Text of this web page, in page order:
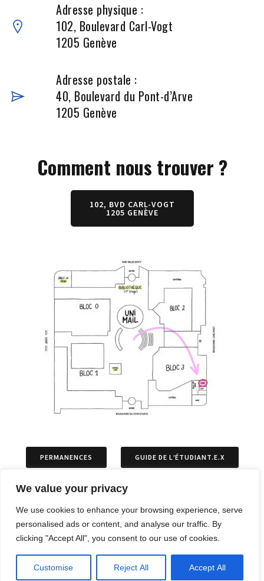
We value your privacy
We use cookies to enhance your browsing experience, serve
personalised ads or content, and analyse our traffic. By
clicking "Accept All", you consent to our use of cookies.
Customise Reject All Accept All
Adresse physique :
102, Boulevard Carl-Vogt
1205 Genève
Adresse postale :
40, Boulevard du Pont-d’Arve
1205 Genève
Comment nous trouver ?
102, BVD CARL-VOGT
1205 GENÈVE
PERMANENCES GUIDE DE L’ÉTUDIANT.E.X
ASSOCIATIONS
ARTICLES OPPOSITIONS ET RECOURS
ARCHIVES